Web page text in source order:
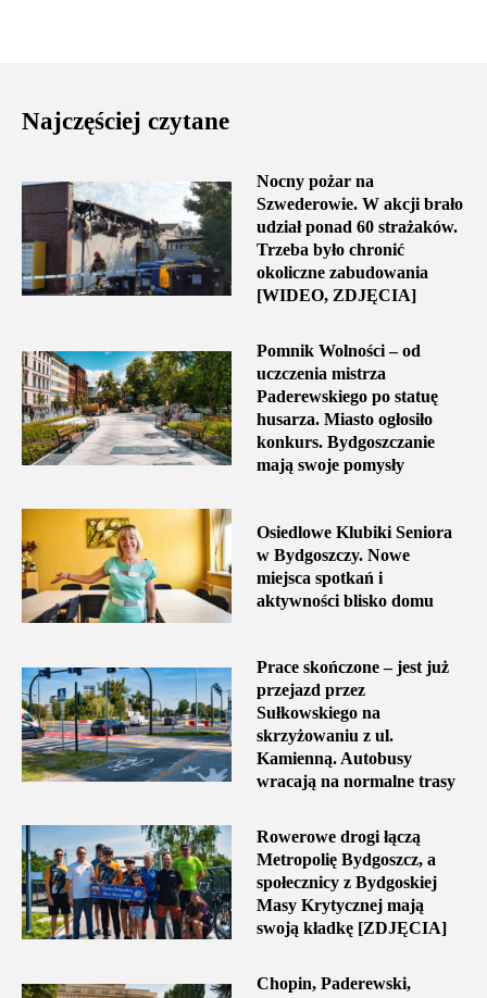
Najczęściej czytane
Nocny pożar na
Szwederowie. W akcji brało
udział ponad 60 strażaków.
Trzeba było chronić
okoliczne zabudowania
[WIDEO, ZDJĘCIA]
Pomnik Wolności – od
uczczenia mistrza
Paderewskiego po statuę
husarza. Miasto ogłosiło
konkurs. Bydgoszczanie
mają swoje pomysły
Osiedlowe Klubiki Seniora
w Bydgoszczy. Nowe
miejsca spotkań i
aktywności blisko domu
Prace skończone – jest już
przejazd przez
Sułkowskiego na
skrzyżowaniu z ul.
Kamienną. Autobusy
wracają na normalne trasy
Rowerowe drogi łączą
Metropolię Bydgoszcz, a
społecznicy z Bydgoskiej
Masy Krytycznej mają
swoją kładkę [ZDJĘCIA]
Chopin, Paderewski,